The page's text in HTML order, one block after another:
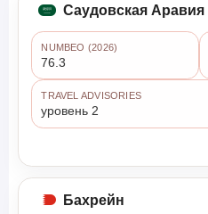
Саудовская Аравия
NUMBEO (2026)
76.3
TRAVEL ADVISORIES
уровень 2
Бахрейн